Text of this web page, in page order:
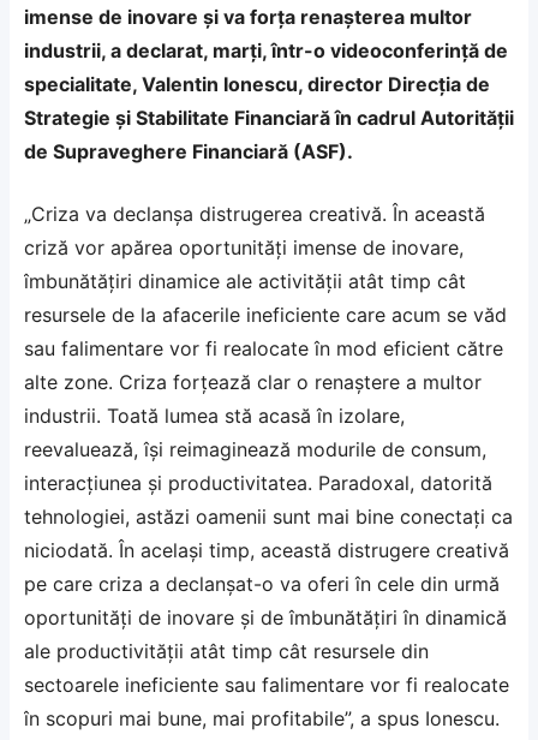
imense de inovare şi va forţa renaşterea multor
industrii, a declarat, marţi, într-o videoconferinţă de
specialitate, Valentin Ionescu, director Direcţia de
Strategie şi Stabilitate Financiară în cadrul Autorităţii
de Supraveghere Financiară (ASF).
„Criza va declanşa distrugerea creativă. În această
criză vor apărea oportunităţi imense de inovare,
îmbunătăţiri dinamice ale activităţii atât timp cât
resursele de la afacerile ineficiente care acum se văd
sau falimentare vor fi realocate în mod eficient către
alte zone. Criza forţează clar o renaştere a multor
industrii. Toată lumea stă acasă în izolare,
reevaluează, îşi reimaginează modurile de consum,
interacţiunea şi productivitatea. Paradoxal, datorită
tehnologiei, astăzi oamenii sunt mai bine conectaţi ca
niciodată. În acelaşi timp, această distrugere creativă
pe care criza a declanşat-o va oferi în cele din urmă
oportunităţi de inovare şi de îmbunătăţiri în dinamică
ale productivităţii atât timp cât resursele din
sectoarele ineficiente sau falimentare vor fi realocate
în scopuri mai bune, mai profitabile”, a spus Ionescu.